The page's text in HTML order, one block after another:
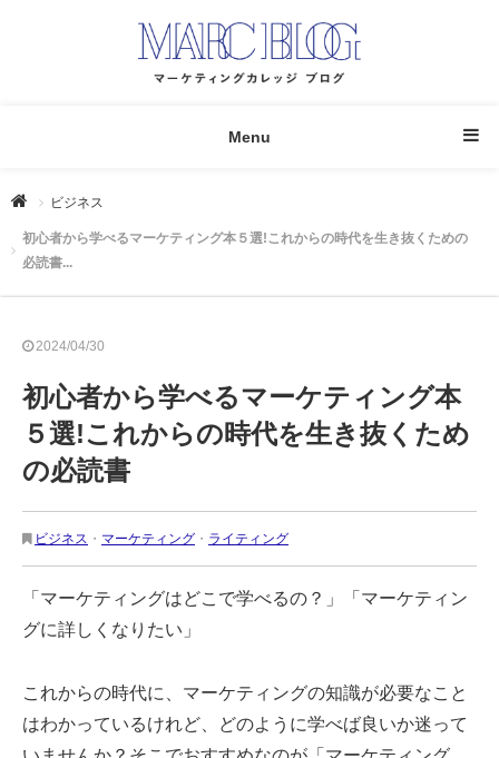
Menu
ビジネス
初心者から学べるマーケティング本５選!これからの時代を生き抜くための
必読書...
2024/04/30
初心者から学べるマーケティング本
５選!これからの時代を生き抜くため
の必読書
ビジネス ・ マーケティング ・ ライティング
「マーケティングはどこで学べるの？」「マーケティン
グに詳しくなりたい」
これからの時代に、マーケティングの知識が必要なこと
はわかっているけれど、どのように学べば良いか迷って